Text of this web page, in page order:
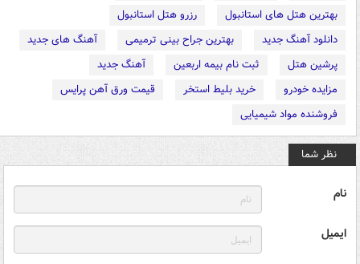
بهترین هتل های استانبول
رزرو هتل استانبول
دانلود آهنگ جدید
بهترین جراح بینی ترمیمی
آهنگ های جدید
پرشین هتل
ثبت نام بیمه اربعین
آهنگ جدید
مزایده خودرو
خرید بلیط استخر
قیمت ورق آهن پرایس
فروشنده مواد شیمیایی
نظر شما
نام
ایمیل